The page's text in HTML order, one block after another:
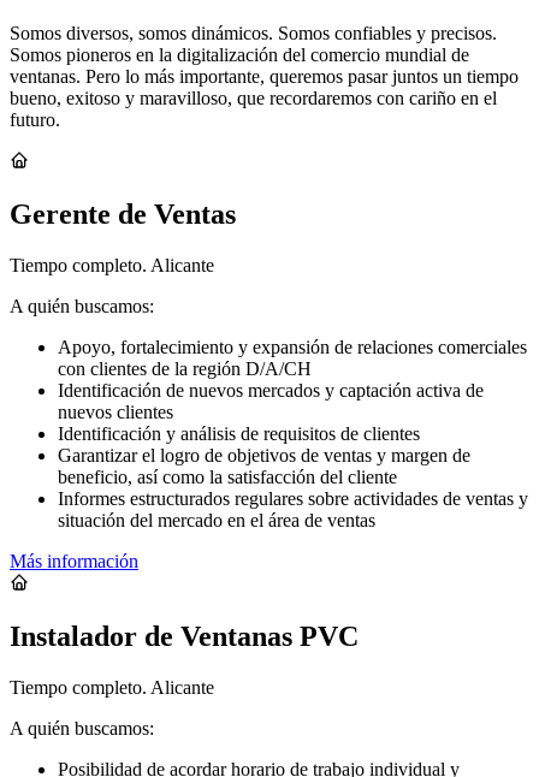
Somos diversos, somos dinámicos. Somos confiables y precisos.
Somos pioneros en la digitalización del comercio mundial de
ventanas. Pero lo más importante, queremos pasar juntos un tiempo
bueno, exitoso y maravilloso, que recordaremos con cariño en el
futuro.
Gerente de Ventas
Tiempo completo. Alicante
A quién buscamos:
Apoyo, fortalecimiento y expansión de relaciones comerciales
con clientes de la región D/A/CH
Identificación de nuevos mercados y captación activa de
nuevos clientes
Identificación y análisis de requisitos de clientes
Garantizar el logro de objetivos de ventas y margen de
beneficio, así como la satisfacción del cliente
Informes estructurados regulares sobre actividades de ventas y
situación del mercado en el área de ventas
Más información
Instalador de Ventanas PVC
Tiempo completo. Alicante
A quién buscamos:
Posibilidad de acordar horario de trabajo individual y